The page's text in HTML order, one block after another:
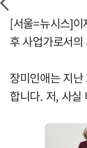
[서울=뉴시스]
후 사업가로서
장미인애는 지
합니다. 저, 사실